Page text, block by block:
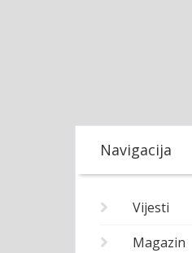
Navigacija
Vijesti
Magazin